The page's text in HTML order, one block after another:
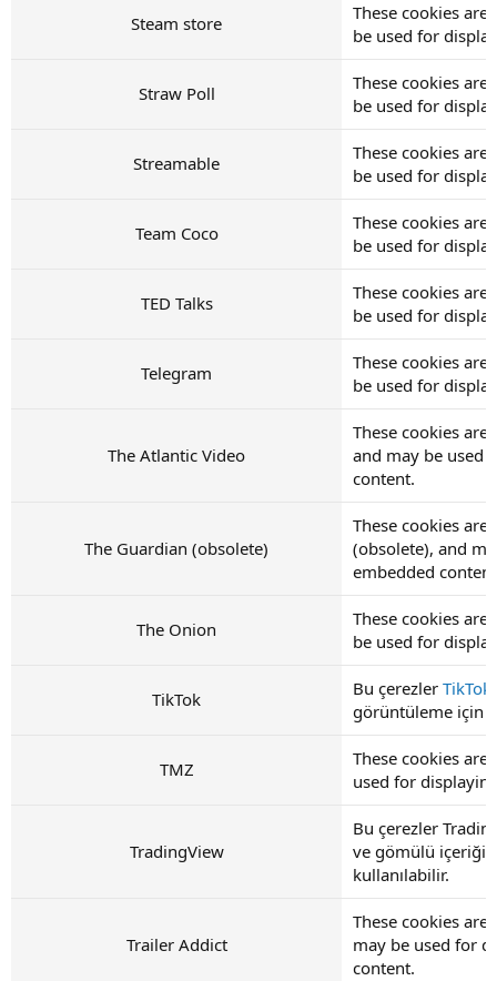
Steam store
These cookies are
be used for
Straw Poll
These cookies
be used for
Streamable
These cookies
be used for
Team Coco
These cookies are
be used for
TED Talks
These cookies are
be used for
Telegram
These cookies are
be used for
The Atlantic Video
These cookies are
and may be used
content.
The Guardian (obsolete)
These cookies are
(obsolete), and
embedded
The Onion
These cookies
be used for
TikTok Bu çerezler TikTok
görüntüleme için
TMZ
These cookies are
used for
TradingView
Bu çerezler
ve gömülü
kullanılabilir.
Trailer Addict
These cookies
may be used for
content.